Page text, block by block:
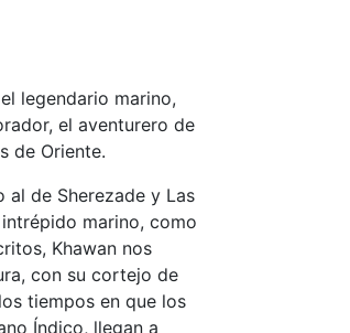
legendario marino,
el aventurero de
de Oriente.
al de Sherezade y Las
marino, como
Khawan nos
con su cortejo de
tiempos en que los
Índico, llegan a